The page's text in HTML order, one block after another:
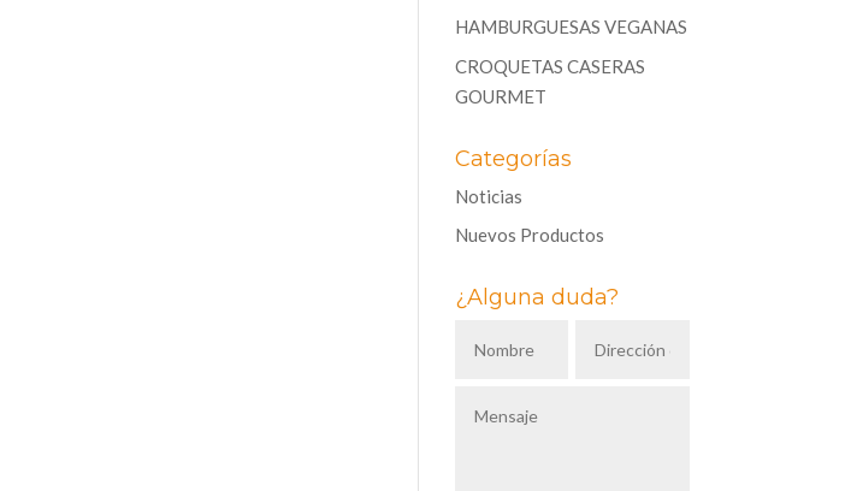
HAMBURGUESAS VEGANAS
CROQUETAS CASERAS
GOURMET
Categorías
Noticias
Nuevos Productos
¿Alguna duda?